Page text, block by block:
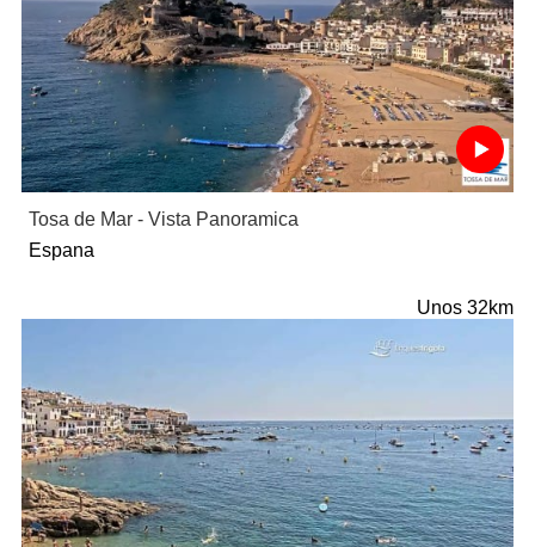
Tosa de Mar - Vista Panoramica
Espana
Unos 32km